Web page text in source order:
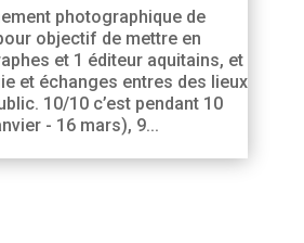
photographique de
objectif de mettre en
et 1 éditeur aquitains, et
et échanges entres des lieux
10/10 c’est pendant 10
- 16 mars), 9...